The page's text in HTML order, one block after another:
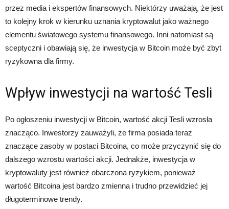
przez media i ekspertów finansowych. Niektórzy uważają, że jest
to kolejny krok w kierunku uznania kryptowalut jako ważnego
elementu światowego systemu finansowego. Inni natomiast są
sceptyczni i obawiają się, że inwestycja w Bitcoin może być zbyt
ryzykowna dla firmy.
Wpływ inwestycji na wartość Tesli
Po ogłoszeniu inwestycji w Bitcoin, wartość akcji Tesli wzrosła
znacząco. Inwestorzy zauważyli, że firma posiada teraz
znaczące zasoby w postaci Bitcoina, co może przyczynić się do
dalszego wzrostu wartości akcji. Jednakże, inwestycja w
kryptowaluty jest również obarczona ryzykiem, ponieważ
wartość Bitcoina jest bardzo zmienna i trudno przewidzieć jej
długoterminowe trendy.